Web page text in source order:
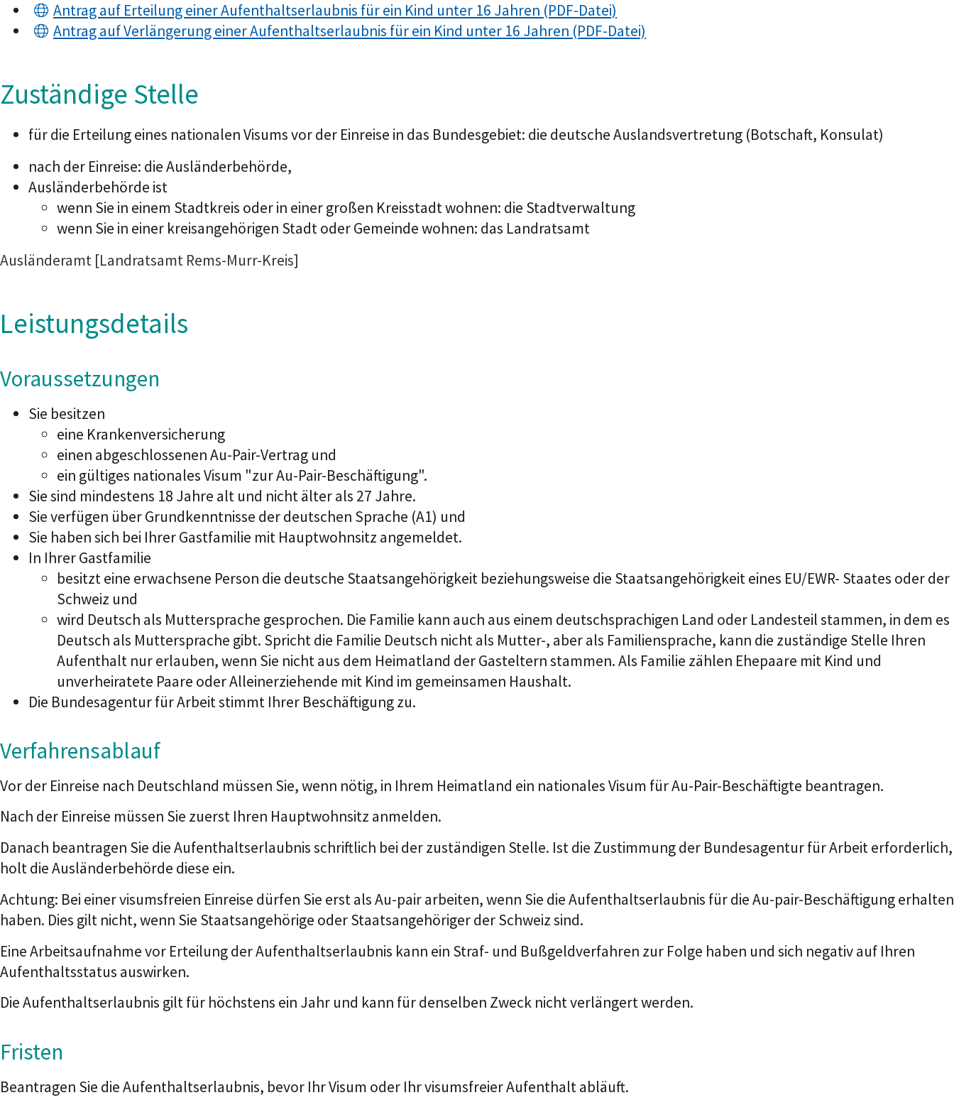
Antrag auf Erteilung einer Aufenthaltserlaubnis für ein Kind unter 16 Jahren (PDF-Datei)
Antrag auf Verlängerung einer Aufenthaltserlaubnis für ein Kind unter 16 Jahren (PDF-Datei)
Zuständige Stelle
für die Erteilung eines nationalen Visums vor der Einreise in das Bundesgebiet: die deutsche Auslandsvertretung (Botschaft, Konsulat)
nach der Einreise: die Ausländerbehörde,
Ausländerbehörde ist
wenn Sie in einem Stadtkreis oder in einer großen Kreisstadt wohnen: die Stadtverwaltung
wenn Sie in einer kreisangehörigen Stadt oder Gemeinde wohnen: das Landratsamt
Ausländeramt [Landratsamt Rems-Murr-Kreis]
Leistungsdetails
Voraussetzungen
Sie besitzen
eine Krankenversicherung
einen abgeschlossenen Au-Pair-Vertrag und
ein gültiges nationales Visum "zur Au-Pair-Beschäftigung".
Sie sind mindestens 18 Jahre alt und nicht älter als 27 Jahre.
Sie verfügen über Grundkenntnisse der deutschen Sprache (A1) und
Sie haben sich bei Ihrer Gastfamilie mit Hauptwohnsitz angemeldet.
In Ihrer Gastfamilie
besitzt eine erwachsene Person die deutsche Staatsangehörigkeit beziehungsweise die Staatsangehörigkeit eines EU/EWR- Staates oder der
Schweiz und
wird Deutsch als Muttersprache gesprochen. Die Familie kann auch aus einem deutschsprachigen Land oder Landesteil stammen, in dem es
Deutsch als Muttersprache gibt. Spricht die Familie Deutsch nicht als Mutter-, aber als Familiensprache, kann die zuständige Stelle Ihren
Aufenthalt nur erlauben, wenn Sie nicht aus dem Heimatland der Gasteltern stammen. Als Familie zählen Ehepaare mit Kind und
unverheiratete Paare oder Alleinerziehende mit Kind im gemeinsamen Haushalt.
Die Bundesagentur für Arbeit stimmt Ihrer Beschäftigung zu.
Verfahrensablauf
Vor der Einreise nach Deutschland müssen Sie, wenn nötig, in Ihrem Heimatland ein nationales Visum für Au-Pair-Beschäftigte beantragen.
Nach der Einreise müssen Sie zuerst Ihren Hauptwohnsitz anmelden.
Danach beantragen Sie die Aufenthaltserlaubnis schriftlich bei der zuständigen Stelle. Ist die Zustimmung der Bundesagentur für Arbeit erforderlich,
holt die Ausländerbehörde diese ein.
Achtung: Bei einer visumsfreien Einreise dürfen Sie erst als Au-pair arbeiten, wenn Sie die Aufenthaltserlaubnis für die Au-pair-Beschäftigung erhalten
haben. Dies gilt nicht, wenn Sie Staatsangehörige oder Staatsangehöriger der Schweiz sind.
Eine Arbeitsaufnahme vor Erteilung der Aufenthaltserlaubnis kann ein Straf- und Bußgeldverfahren zur Folge haben und sich negativ auf Ihren
Aufenthaltsstatus auswirken.
Die Aufenthaltserlaubnis gilt für höchstens ein Jahr und kann für denselben Zweck nicht verlängert werden.
Fristen
Beantragen Sie die Aufenthaltserlaubnis, bevor Ihr Visum oder Ihr visumsfreier Aufenthalt abläuft.